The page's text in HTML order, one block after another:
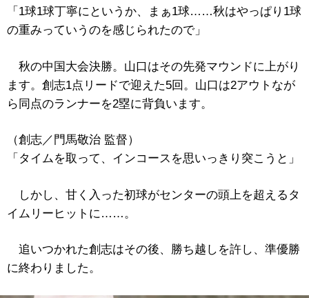
「1球1球丁寧にというか、まぁ1球……秋はやっぱり1球
の重みっていうのを感じられたので」
秋の中国大会決勝。山口はその先発マウンドに上がり
ます。創志1点リードで迎えた5回。山口は2アウトなが
ら同点のランナーを2塁に背負います。
（創志／門馬敬治 監督）
「タイムを取って、インコースを思いっきり突こうと」
しかし、甘く入った初球がセンターの頭上を超えるタ
イムリーヒットに……。
追いつかれた創志はその後、勝ち越しを許し、準優勝
に終わりました。